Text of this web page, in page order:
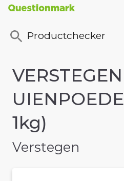
Productchecker
VERSTEGEN
1kg)
Verstegen